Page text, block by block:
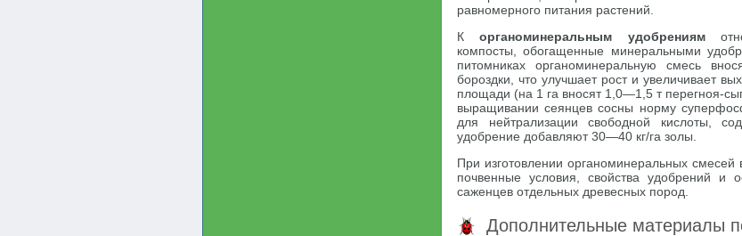
равномерного питания растений.
Корганоминеральным удобрениям
компосты, обогащенные минеральными
питомниках органоминеральную смесь
бороздки, что улучшает рост и увеличивает
площади (на 1 га вносят 1,0—1,5 т перегноя-
выращивании сеянцев сосны норму
для нейтрализации свободной кислоты,
удобрение добавляют 30—40 кг/га золы.
При изготовлении органоминеральных смесей
почвенные условия, свойства удобрений и
саженцев отдельных древесных пород.
Дополнительные материалы